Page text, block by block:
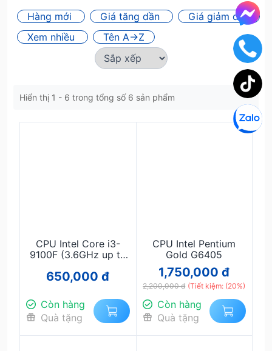
Hàng mới Giá tăng dần
Giá giảm dần
Xem nhiều
Tên A->Z
Hiển thị 1 - 6 trong tổng số 6 sản phẩm
CPU Intel Core i3-
9100F (3.6GHz up to
Luồng, LGA 1151) - Bộ
vi xử lý chuyên game
giá rẻ, CPU Intel i3
9100F chính hãng
chuẩn SEO
650,000 đ
Còn hàng
Quà tặng
CPU Intel Pentium
Gold G6405
1,750,000 đ
2,200,000 đ (Tiết kiệm: (20%)
Còn hàng
Quà tặng